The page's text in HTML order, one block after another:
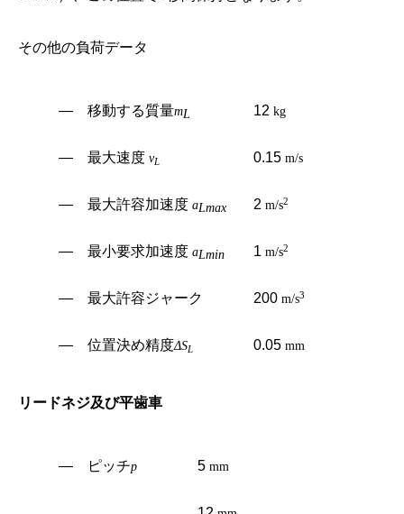
その他の負荷データ
― 移動する質量mL 12 kg
― 最大速度 vL 0.15 m/s
― 最大許容加速度 aLmax 2 m/s2
― 最小要求加速度 aLmin 1 m/s2
― 最大許容ジャーク 200 m/s3
― 位置決め精度ΔSL 0.05 mm
リードネジ及び平歯車
― ピッチp 5 mm